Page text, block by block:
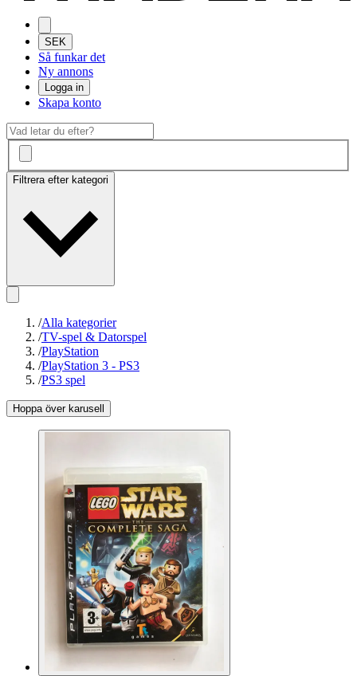
SEK
Så funkar det
Ny annons
Logga in
Skapa konto
Filtrera efter kategori
/Alla kategorier
/TV-spel & Datorspel
/PlayStation
/PlayStation 3 - PS3
/PS3 spel
Hoppa över karusell